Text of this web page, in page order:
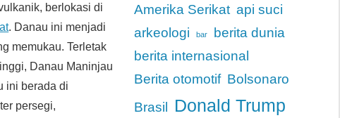
berlokasi di
. Danau ini menjadi
memukau. Terletak
Danau Maninjau
ini berada di
persegi,
Amerika Serikat api suci
arkeologi
bar
berita dunia
berita internasional
Berita otomotif Bolsonaro
Brasil
Donald Trump